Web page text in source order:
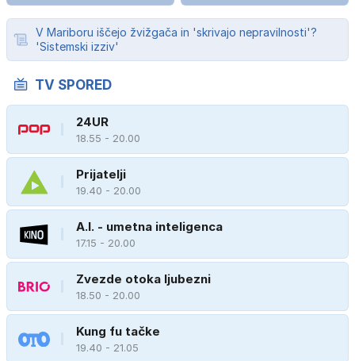
V Mariboru iščejo žvižgača in 'skrivajo nepravilnosti'?
'Sistemski izziv'
TV SPORED
24UR
18.55 - 20.00
Prijatelji
19.40 - 20.00
A.I. - umetna inteligenca
17.15 - 20.00
Zvezde otoka ljubezni
18.50 - 20.00
Kung fu tačke
19.40 - 21.05